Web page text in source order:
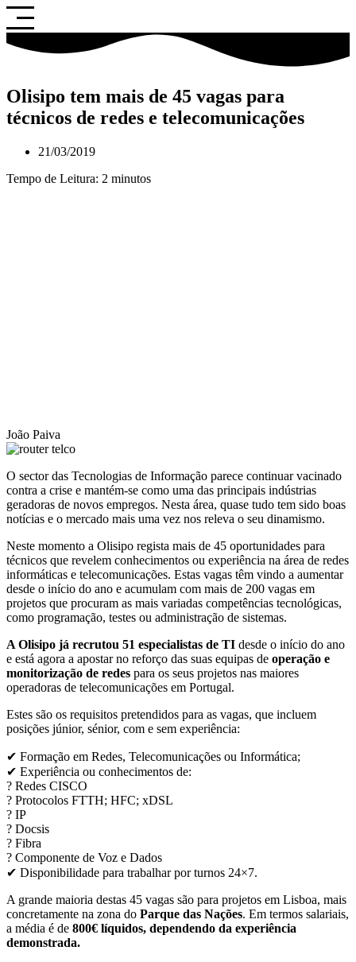
Saltar
para
o
conteúdo
Olisipo tem mais de 45 vagas para
técnicos de redes e telecomunicações
21/03/2019
Tempo de Leitura: 2 minutos
João Paiva
O sector das Tecnologias de Informação parece continuar vacinado
contra a crise e mantém-se como uma das principais indústrias
geradoras de novos empregos. Nesta área, quase tudo tem sido boas
notícias e o mercado mais uma vez nos releva o seu dinamismo.
Neste momento a Olisipo regista mais de 45 oportunidades para
técnicos que revelem conhecimentos ou experiência na área de redes
informáticas e telecomunicações. Estas vagas têm vindo a aumentar
desde o início do ano e acumulam com mais de 200 vagas em
projetos que procuram as mais variadas competências tecnológicas,
como programação, testes ou administração de sistemas.
A Olisipo já recrutou 51 especialistas de TI desde o início do ano
e está agora a apostar no reforço das suas equipas de operação e
monitorização de redes para os seus projetos nas maiores
operadoras de telecomunicações em Portugal.
Estes são os requisitos pretendidos para as vagas, que incluem
posições júnior, sénior, com e sem experiência:
✔ Formação em Redes, Telecomunicações ou Informática;
✔ Experiência ou conhecimentos de:
? Redes CISCO
? Protocolos FTTH; HFC; xDSL
? IP
? Docsis
? Fibra
? Componente de Voz e Dados
✔ Disponibilidade para trabalhar por turnos 24×7.
A grande maioria destas 45 vagas são para projetos em Lisboa, mais
concretamente na zona do Parque das Nações. Em termos salariais,
a média é de 800€ líquidos, dependendo da experiência
demonstrada.